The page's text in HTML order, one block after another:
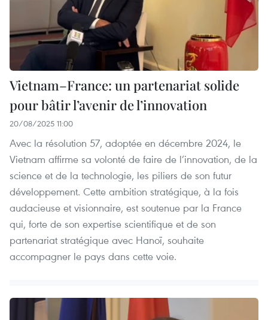
Vietnam–France: un partenariat solide
pour bâtir l’avenir de l’innovation
20/08/2025 11:00
Avec la résolution 57, adoptée en décembre 2024, le
Vietnam affirme sa volonté de faire de l’innovation, de la
science et de la technologie, les piliers de son futur
développement. Cette ambition stratégique, à la fois
audacieuse et visionnaire, est soutenue par la France
qui, forte de son expertise scientifique et de son
partenariat stratégique avec Hanoï, souhaite
accompagner le pays dans cette voie.